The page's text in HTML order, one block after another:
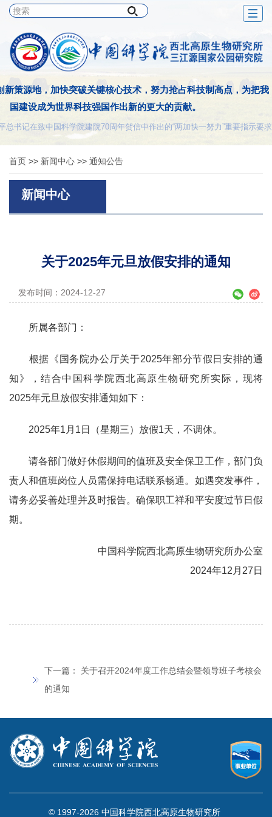
新策源地，加快突破关键核心技术，努力抢占科技制高点，为把我
国建设成为世界科技强国作出新的更大的贡献。
书记在致中国科学院建院70周年贺信中作出的“两加快一努力”重要指示要求
首页 >> 新闻中心 >> 通知公告
新闻中心
关于2025年元旦放假安排的通知
发布时间：2024-12-27
所属各部门：
根据《国务院办公厅关于2025年部分节假日安排的通
知》，结合中国科学院西北高原生物研究所实际，现将
2025年元旦放假安排通知如下：
2025年1月1日（星期三）放假1天，不调休。
请各部门做好休假期间的值班及安全保卫工作，部门负
责人和值班岗位人员需保持电话联系畅通。如遇突发事件，
请务必妥善处理并及时报告。确保职工祥和平安度过节日假
期。
中国科学院西北高原生物研究所办公室
2024年12月27日
下一篇： 关于召开2024年度工作总结会暨领导班子考核会
的通知
© 1997-2026 中国科学院西北高原生物研究所